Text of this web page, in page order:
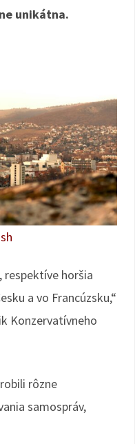
unikátna.
respektíve horšia
a vo Francúzsku,“
Konzervatívneho
rôzne
samospráv,